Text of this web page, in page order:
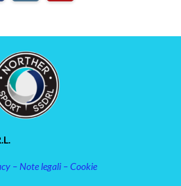
– Note legali – Cookie